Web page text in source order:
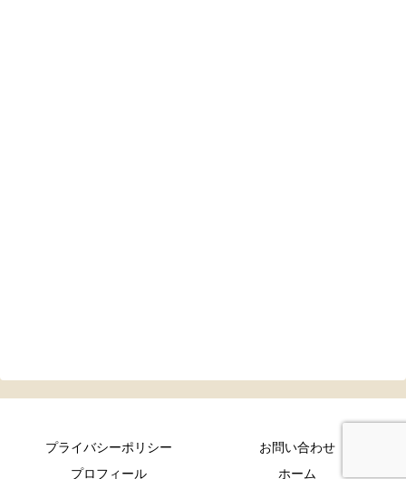
プライバシーポリシー
お問い合わせ
プロフィール
ホーム